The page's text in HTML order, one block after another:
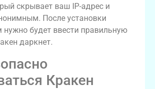
скрывает ваш IP-адрес и
После установки
нужно будет ввести правильную
даркнет.
Кракен